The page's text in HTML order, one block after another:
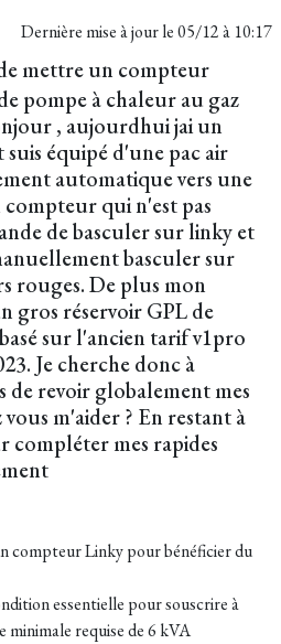
Dernière mise à jour le05/12 à 10:17
mettre un compteur
pompe à chaleur au gaz
, aujourdhui jai un
équipé d'une pac air
automatique vers une
compteur qui n'est pas
de basculer sur linky et
basculer sur
rouges. De plus mon
gros réservoir GPL de
sur l'ancien tarif v1pro
Je cherche donc à
de revoir globalement mes
m'aider ? En restant à
compléter mes rapides
compteur Linky pour bénéficier du
essentielle pour souscrire à
minimale requise de 6 kVA